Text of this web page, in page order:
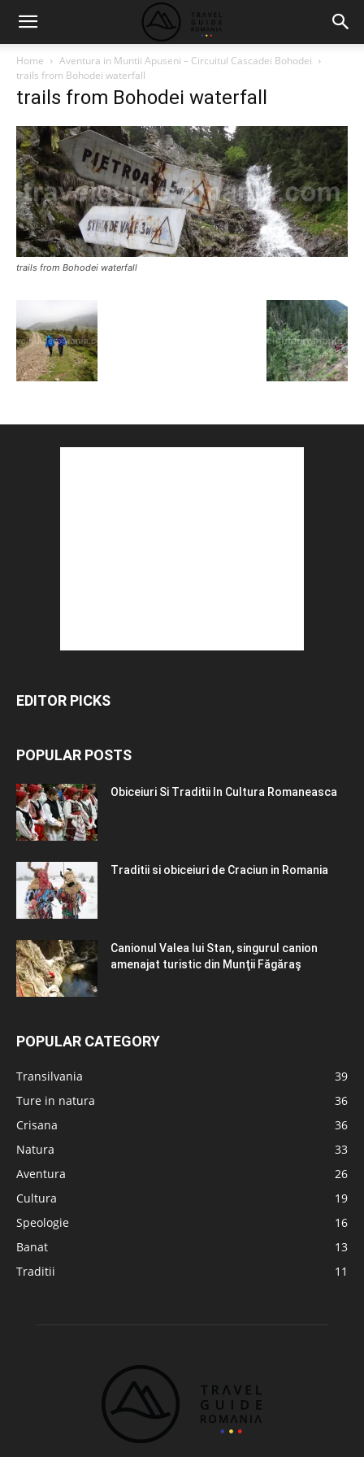
Home
Aventura in Muntii Apuseni – Circuitul Cascadei Bohodei
trails from Bohodei waterfall
trails from Bohodei waterfall
trails from Bohodei waterfall
EDITOR PICKS
POPULAR POSTS
Obiceiuri Si Traditii In Cultura Romaneasca
Traditii si obiceiuri de Craciun in Romania
Canionul Valea lui Stan, singurul canion
amenajat turistic din Munţii Făgăraş
POPULAR CATEGORY
Transilvania
39
Ture in natura
36
Crisana
36
Natura
33
Aventura
26
Cultura
19
Speologie
16
Banat
13
Traditii
11